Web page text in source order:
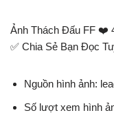
Ảnh Thách Đấu FF ❤️
✅ Chia Sẻ Bạn Đọc
Nguồn hình ảnh:
Số lượt xem hình